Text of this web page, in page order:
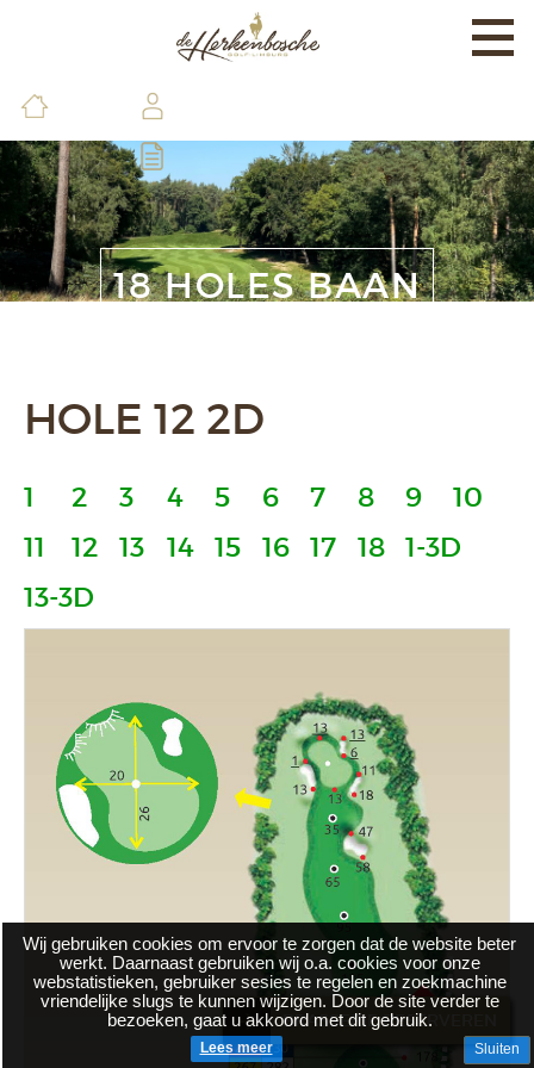
Wij gebruiken cookies om ervoor te zorgen dat de website beter
werkt. Daarnaast gebruiken wij o.a. cookies voor onze
webstatistieken, gebruiker sesies te regelen en zoekmachine
vriendelijke slugs te kunnen wijzigen. Door de site verder te
bezoeken, gaat u akkoord met dit gebruik.
Lees meer Sluiten
EXPERIENCE
BANEN & LAND
BRASSERIE & FACILITEITEN
DE GOLFSCHOOL18 HOLES BAAN
HOLE 12 2D
1 2 3 4 5 6 7 8 9
10
11
12 13 14 15 16 17 18
1-3D
13-3D
BRASSERIE RESERVEREN